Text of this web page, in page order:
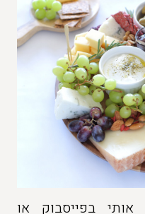
אותי בפייסבוק או